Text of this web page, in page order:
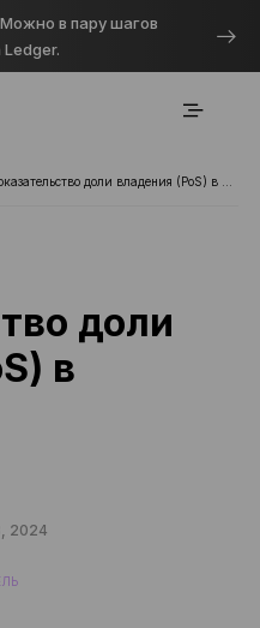
в пару шагов
доли
в
2024